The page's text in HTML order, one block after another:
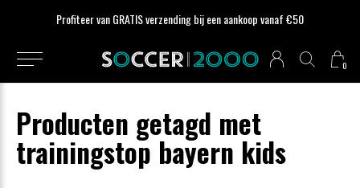
0
Profiteer van GRATIS verzending bij een aankoop vanaf €50
Producten getagd met
trainingstop bayern kids